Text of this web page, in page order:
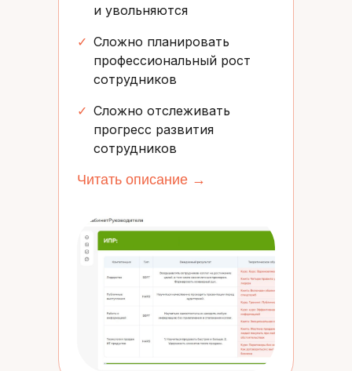
Читать описание →
✓ Сложно отслеживать
прогресс развития
сотрудников
✓ Сложно планировать
профессиональный рост
сотрудников
и увольняются